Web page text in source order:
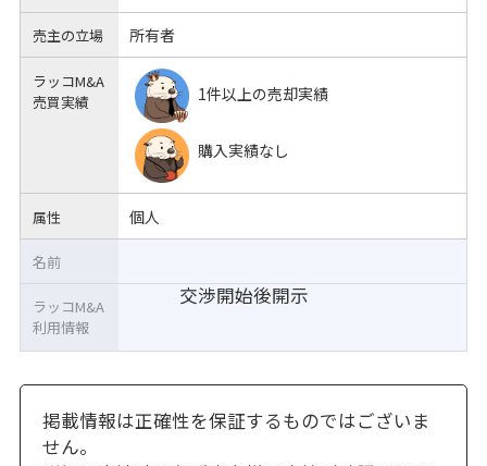
売主の立場 所有者
ラッコM&A
売買実績
1件以上の売却実績
購入実績なし
属性 個人
交渉開始後開示
名前
ラッコM&A
利用情報
掲載情報は正確性を保証するものではございま
せん。